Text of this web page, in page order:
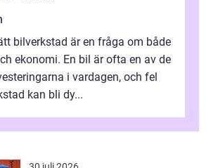
bilverkstad är en fråga om både
ekonomi. En bil är ofta en av de
i vardagen, och fel
kan bli dy...